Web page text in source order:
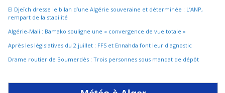
El Djeïch dresse le bilan d’une Algérie souveraine et déterminée : L’ANP,
rempart de la stabilité
Algérie-Mali : Bamako souligne une « convergence de vue totale »
Après les législatives du 2 juillet : FFS et Ennahda font leur diagnostic
Drame routier de Boumerdès : Trois personnes sous mandat de dépôt